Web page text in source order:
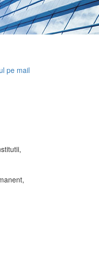
pe mail